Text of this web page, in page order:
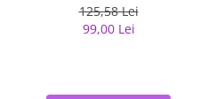
125,58 Lei
99,00 Lei